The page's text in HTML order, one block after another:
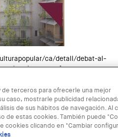
ca/detall/debat-al-
de-mitgeres-a-facanes-un-
- 19:00
terceros para ofrecerle una mejor
caso, mostrarle publicidad
de sus hábitos de navegación. Al
de estas cookies. También puede
cookies clicando en "Cambiar